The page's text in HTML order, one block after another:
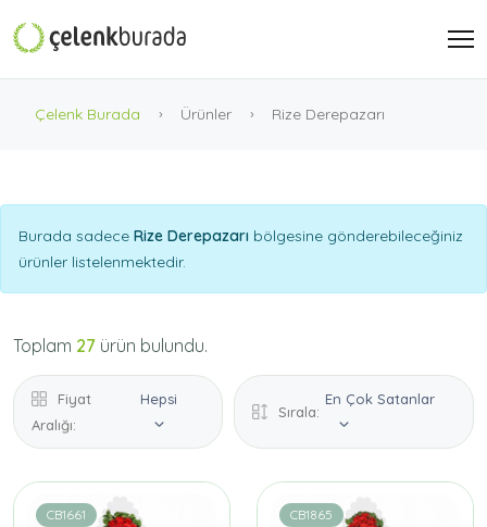
Çelenk Burada Ürünler Rize Derepazarı
Burada sadece Rize Derepazarı bölgesine gönderebileceğiniz
ürünler listelenmektedir.
Toplam 27 ürün bulundu.
Fiyat
Aralığı:
Hepsi
Sırala:
En Çok Satanlar
CB1661 CB1865